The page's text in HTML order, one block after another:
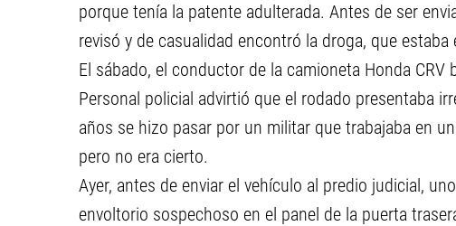
porque tenía la patente adulterada. Antes de ser
revisó y de casualidad encontró la droga, que
El sábado, el conductor de la camioneta Honda
Personal policial advirtió que el rodado presentaba
años se hizo pasar por un militar que trabajaba en
pero no era cierto.
Ayer, antes de enviar el vehículo al predio judicial,
envoltorio sospechoso en el panel de la puerta